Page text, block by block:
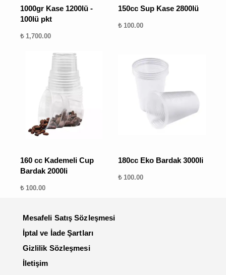
1000gr Kase 1200lü -
100lü pkt
₺ 1,700.00
150cc Sup Kase 2800lü
₺ 100.00
160 cc Kademeli Cup
Bardak 2000li
₺ 100.00
180cc Eko Bardak 3000li
₺ 100.00
Mesafeli Satış Sözleşmesi
İptal ve İade Şartları
Gizlilik Sözleşmesi
İletişim